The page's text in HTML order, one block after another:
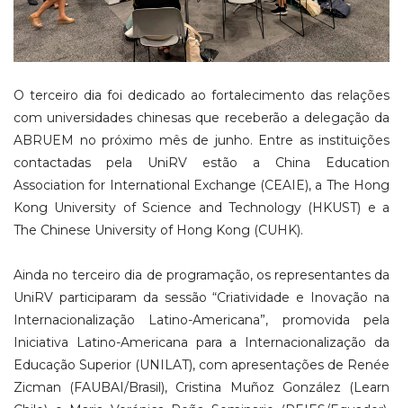
O terceiro dia foi dedicado ao fortalecimento das relações
com universidades chinesas que receberão a delegação da
ABRUEM no próximo mês de junho. Entre as instituições
contactadas pela UniRV estão a China Education
Association for International Exchange (CEAIE), a The Hong
Kong University of Science and Technology (HKUST) e a
The Chinese University of Hong Kong (CUHK).
Ainda no terceiro dia de programação, os representantes da
UniRV participaram da sessão “Criatividade e Inovação na
Internacionalização Latino-Americana”, promovida pela
Iniciativa Latino-Americana para a Internacionalização da
Educação Superior (UNILAT), com apresentações de Renée
Zicman (FAUBAI/Brasil), Cristina Muñoz González (Learn